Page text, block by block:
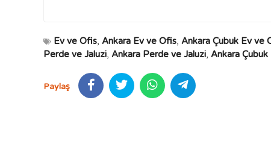
Ev ve Ofis, Ankara Ev ve Ofis, Ankara Çubuk Ev ve
Perde ve Jaluzi, Ankara Perde ve Jaluzi, Ankara
Paylaş